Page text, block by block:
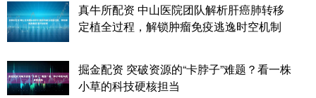
真牛所配资 中山医院团队解析肝癌肺转移
定植全过程，解锁肿瘤免疫逃逸时空机制
掘金配资 突破资源的“卡脖子”难题？看一株
小草的科技硬核担当